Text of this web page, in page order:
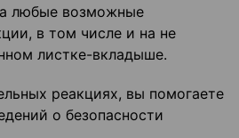
любые возможные
в том числе и на не
листке-вкладыше.
реакциях, вы помогаете
о безопасности